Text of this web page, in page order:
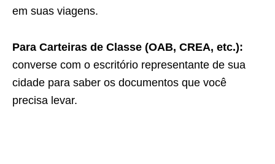
em suas viagens.
Para Carteiras de Classe (OAB, CREA, etc.):
converse com o escritório representante de sua
cidade para saber os documentos que você
precisa levar.